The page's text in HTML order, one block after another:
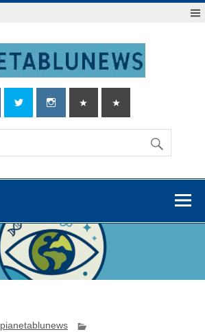
pianetablunews